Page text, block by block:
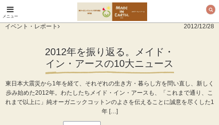
オーガニックコットン
メニュー
イベント・レポート 2012/12/28
2012年を振り返る。メイド・
イン・アースの10大ニュース
東日本大震災から1年を経て、それぞれの生き方・暮らし方を問い直し、新しく
歩み始めた2012年。わたしたちメイド・イン・アースも、「これまで通り、こ
れまで以上に」純オーガニックコットンのよさを伝えることに誠意を尽くした1
年 […]